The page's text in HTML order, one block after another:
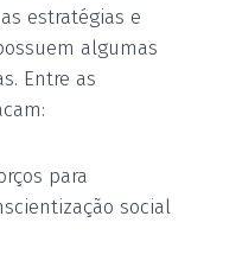
estratégias e
algumas
Entre as
para
social